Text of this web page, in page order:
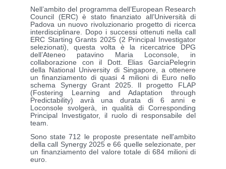
Nell’ambito del programma dell’European Research
Council (ERC) è stato finanziato all’Università di
Padova un nuovo rivoluzionario progetto di ricerca
interdisciplinare. Dopo i successi ottenuti nella call
ERC Starting Grants 2025 (2 Principal Investigator
selezionati), questa volta è la ricercatrice DPG
dell’Ateneo patavino Maria Loconsole, in
collaborazione con il Dott. Elias GarciaPelegrin
della National University di Singapore, a ottenere
un finanziamento di quasi 4 milioni di Euro nello
schema Synergy Grant 2025. Il progetto FLAP
(Fostering Learning and Adaptation through
Predictability) avrà una durata di 6 anni e
Loconsole svolgerà, in qualità di Corresponding
Principal Investigator, il ruolo di responsabile del
team.
Sono state 712 le proposte presentate nell'ambito
della call Synergy 2025 e 66 quelle selezionate, per
un finanziamento del valore totale di 684 milioni di
euro.